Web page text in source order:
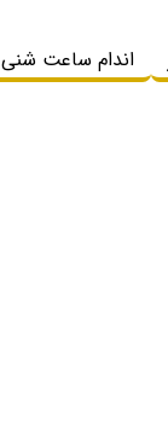
اندام ساعت شنی